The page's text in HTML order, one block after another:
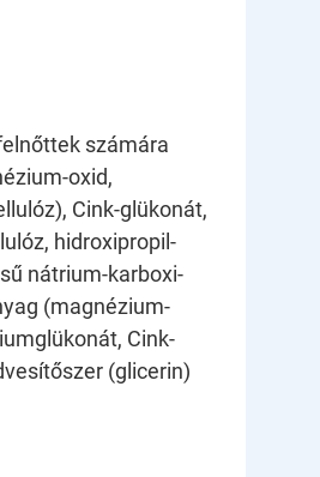
számára
oxid,
Cink-glükonát,
hidroxipropil-
nátrium-karboxi-
(magnézium-
Cink-
(glicerin)